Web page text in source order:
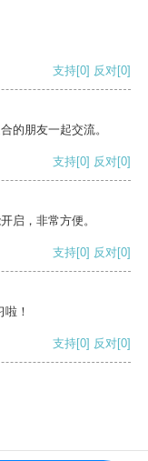
支持[0] 反对[0]
的朋友一起交流。
支持[0] 反对[0]
启，非常方便。
支持[0] 反对[0]
！
支持[0] 反对[0]